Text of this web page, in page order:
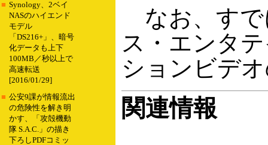
■ Synology、2ベイ
NASのハイエンド
モデル
「DS216+」、暗号
化データも上下
100MB／秒以上で
高速転送
[2016/01/29]
■ 公安9課が情報流出
の危険性を解き明
かす、「攻殻機動
隊 S.A.C.」の描き
下ろしPDFコミッ
なお、すで
ス・エンタ
ションビデ
関連情報